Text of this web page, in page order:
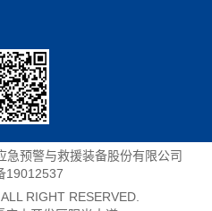
急预警与救援装备股份有限公司
19012537
RIGHT RESERVED.